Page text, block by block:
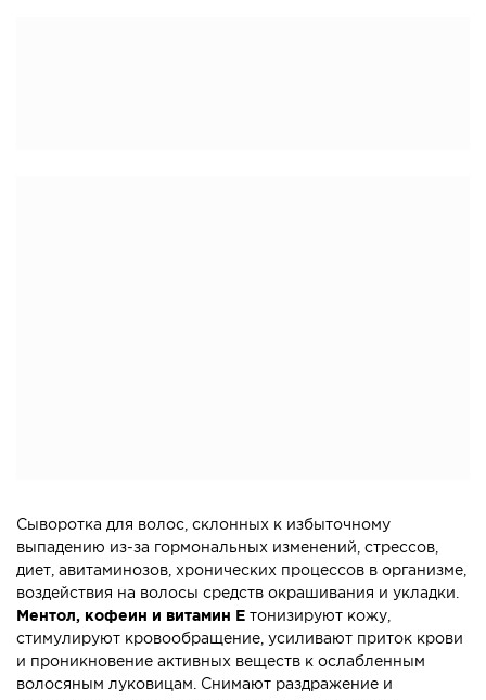
Сыворотка для волос, склонных к избыточному
выпадению из-за гормональных изменений, стрессов,
диет, авитаминозов, хронических процессов в организме,
воздействия на волосы средств окрашивания и укладки.
Ментол, кофеин и витамин Е тонизируют кожу,
стимулируют кровообращение, усиливают приток крови
и проникновение активных веществ к ослабленным
волосяным луковицам. Снимают раздражение и